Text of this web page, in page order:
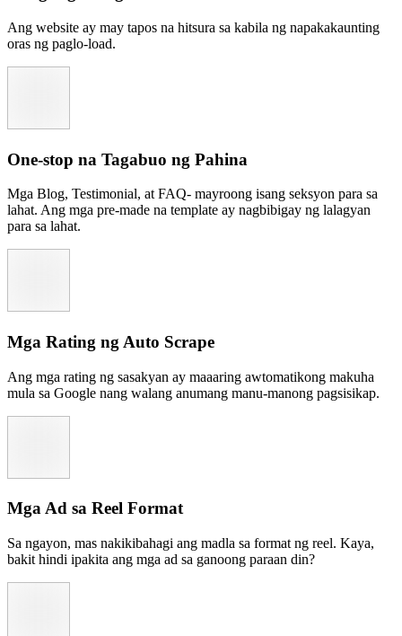
Ang website ay may tapos na hitsura sa kabila ng napakakaunting
oras ng paglo-load.
One-stop na Tagabuo ng Pahina
Mga Blog, Testimonial, at FAQ- mayroong isang seksyon para sa
lahat. Ang mga pre-made na template ay nagbibigay ng lalagyan
para sa lahat.
Mga Rating ng Auto Scrape
Ang mga rating ng sasakyan ay maaaring awtomatikong makuha
mula sa Google nang walang anumang manu-manong pagsisikap.
Mga Ad sa Reel Format
Sa ngayon, mas nakikibahagi ang madla sa format ng reel. Kaya,
bakit hindi ipakita ang mga ad sa ganoong paraan din?